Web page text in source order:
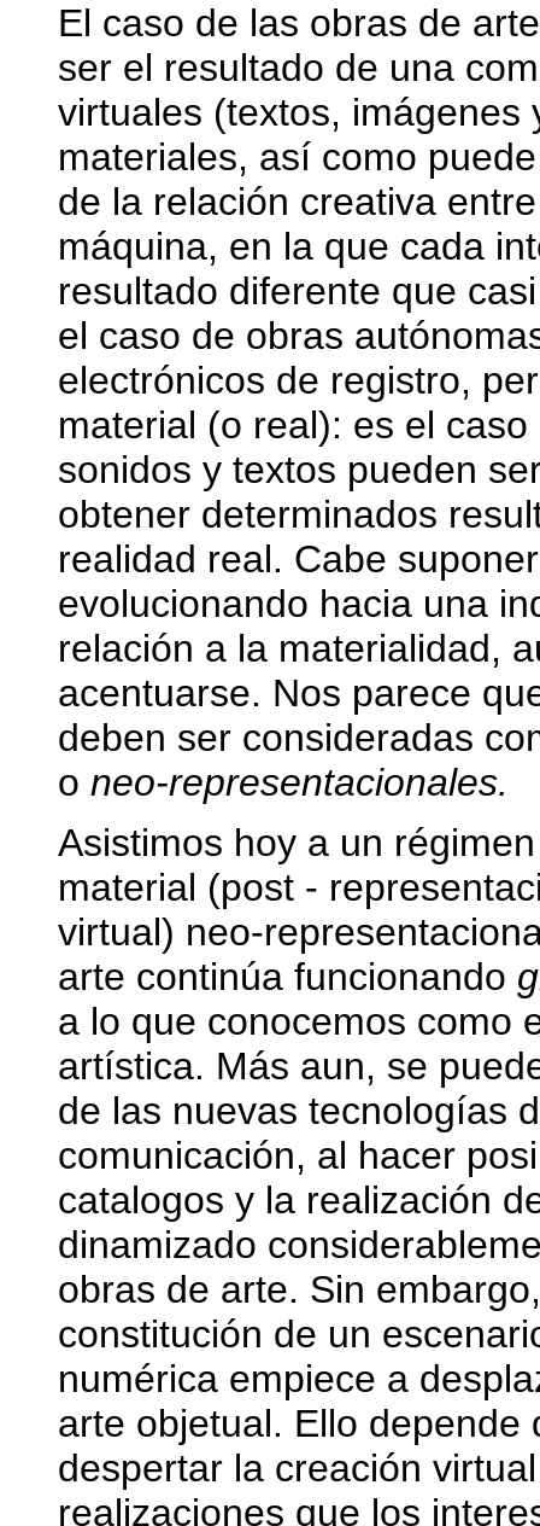
El caso de las obras de
ser el resultado de una
virtuales (textos, imágenes
materiales, así como
de la relación creativa
máquina, en la que cada
resultado diferente que
el caso de obras
electrónicos de registro,
material (o real): es el
sonidos y textos pueden
obtener determinados
realidad real. Cabe
evolucionando hacia una
relación a la materialidad,
acentuarse. Nos parece
deben ser consideradas
o neo-representacionales.
Asistimos hoy a un
material (post -
virtual) neo-
arte continúa funcionando
a lo que conocemos como
artística. Más aun, se
de las nuevas tecnologías
comunicación, al hacer
catalogos y la realización
dinamizado
obras de arte. Sin
constitución de un
numérica empiece a
arte objetual. Ello
despertar la creación
realizaciones que los